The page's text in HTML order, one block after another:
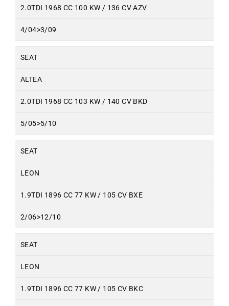
2.0TDI 1968 CC 100 KW / 136 CV AZV
4/04>3/09
SEAT
ALTEA
2.0TDI 1968 CC 103 KW / 140 CV BKD
5/05>5/10
SEAT
LEON
1.9TDI 1896 CC 77 KW / 105 CV BXE
2/06>12/10
SEAT
LEON
1.9TDI 1896 CC 77 KW / 105 CV BKC